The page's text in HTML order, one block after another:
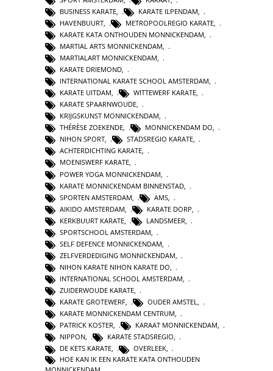
BUSINESS KARATE
KARATE ILPENDAM
HAVENBUURT
METROPOOLREGIO KARATE
KARATE KATA ONTHOUDEN MONNICKENDAM
MARTIAL ARTS MONNICKENDAM
MARTIALART MONNICKENDAM
KARATE DRIEMOND
INTERNATIONAL KARATE SCHOOL AMSTERDAM,
KARATE UITDAM, WITTEWERF KARATE,
KARATE SPAARNWOUDE,
KRIJGSKUNST MONNICKENDAM,
THÉRÈSE ZOEKENDE, MONNICKENDAM DO,
NIHON SPORT, STADSREGIO KARATE,
ACHTERDICHTING KARATE,
MOENISWERF KARATE,
POWER YOGA MONNICKENDAM
KARATE MONNICKENDAM BINNENSTAD
SPORTEN AMSTERDAM
AMS
AIKIDO AMSTERDAM
KARATE DORP
KERKBUURT KARATE
LANDSMEER
SPORTSCHOOL AMSTERDAM
SELF DEFENCE MONNICKENDAM
ZELFVERDEDIGING MONNICKENDAM
NIHON KARATE NIHON KARATE DO,
INTERNATIONAL SCHOOL AMSTERDAM,
ZUIDERWOUDE KARATE,
KARATE GROTEWERF, OUDER AMSTEL,
KARATE MONNICKENDAM CENTRUM,
PATRICK KOSTER, KARAAT MONNICKENDAM,
NIPPON, KARATE STADSREGIO,
DE KETS KARATE, OVERLEEK,
HOE KAN IK EEN KARATE KATA ONTHOUDEN